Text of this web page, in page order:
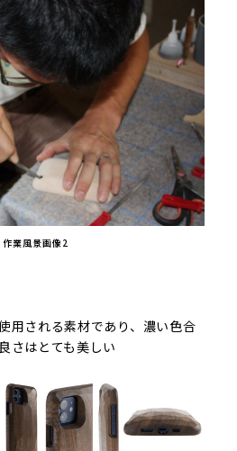
作業風景画像2
用される素材であり、濃い色合
さはとても美しい